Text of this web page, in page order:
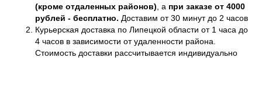
(кроме отдаленных районов) а при заказе от 4000
рублей - бесплатно. Доставим от 30 минут до 2 часов
Курьерская доставка по Липецкой области от 1 часа до
4 часов в зависимости от удаленности района.
Стоимость доставки рассчитывается индивидуально